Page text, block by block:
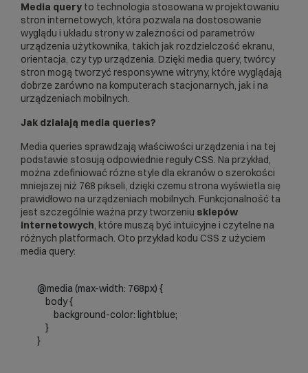
Media query to technologia stosowana w projektowaniu
stron internetowych, która pozwala na dostosowanie
wyglądu i układu strony w zależności od parametrów
urządzenia użytkownika, takich jak rozdzielczość ekranu,
orientacja, czy typ urządzenia. Dzięki media query, twórcy
stron mogą tworzyć responsywne witryny, które wyglądają
dobrze zarówno na komputerach stacjonarnych, jak i na
urządzeniach mobilnych.
Jak działają media queries?
Media queries sprawdzają właściwości urządzenia i na tej
podstawie stosują odpowiednie regułyCSS. Na przykład,
można zdefiniować różne style dla ekranów o szerokości
mniejszej niż 768 pikseli, dzięki czemu strona wyświetla się
prawidłowo na urządzeniach mobilnych. Funkcjonalność ta
jest szczególnie ważna przy tworzeniu sklepów
internetowych, które muszą być intuicyjne i czytelne na
różnych platformach. Oto przykład kodu CSS z użyciem
media query: